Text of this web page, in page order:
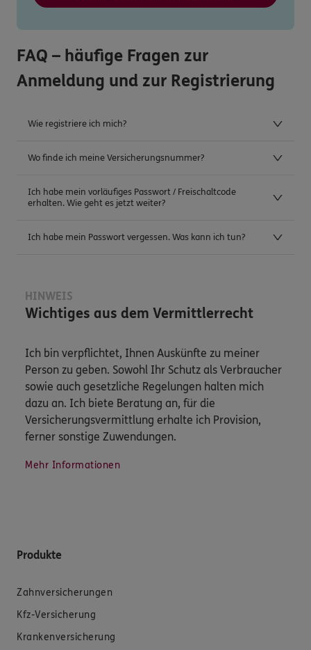
FAQ – häufige Fragen zur
Anmeldung und zur Registrierung
Wie registriere ich mich?
Wo finde ich meine Versicherungsnummer?
Ich habe mein vorläufiges Passwort / Freischaltcode
erhalten. Wie geht es jetzt weiter?
Ich habe mein Passwort vergessen. Was kann ich tun?
HINWEIS
Wichtiges aus dem Vermittlerrecht
Ich bin verpflichtet, Ihnen Auskünfte zu meiner
Person zu geben. Sowohl Ihr Schutz als Verbraucher
sowie auch gesetzliche Regelungen halten mich
dazu an. Ich biete Beratung an, für die
Versicherungsvermittlung erhalte ich Provision,
ferner sonstige Zuwendungen.
Mehr Informationen
Produkte
Zahnversicherungen
Kfz-Versicherung
Krankenversicherung